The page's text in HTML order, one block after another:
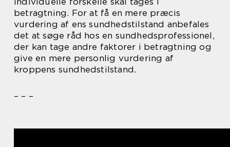
betragtning. For at få en mere præcis
vurdering af ens sundhedstilstand anbefales
det at søge råd hos en sundhedsprofessionel,
der kan tage andre faktorer i betragtning og
give en mere personlig vurdering af
kroppens sundhedstilstand.
– – –